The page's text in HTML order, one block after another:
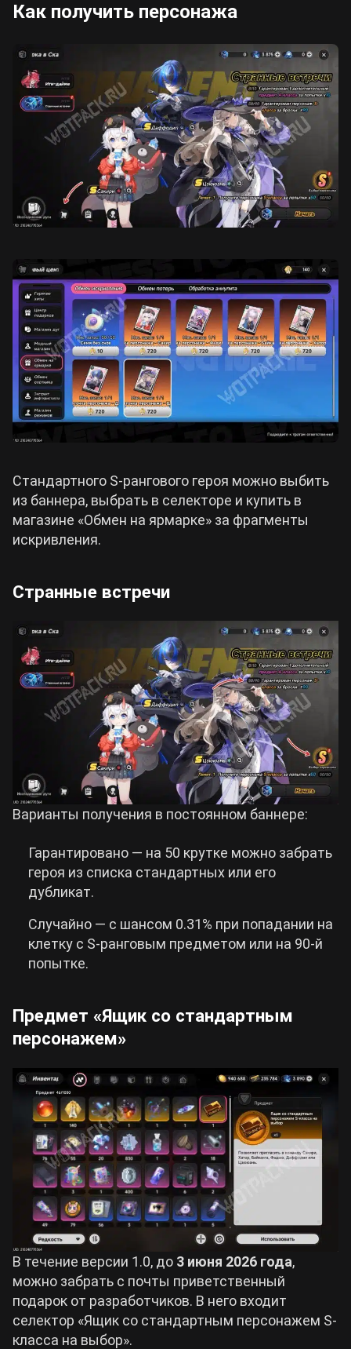
Как получить персонажа
Стандартного S-рангового героя можно выбить
из баннера, выбрать в селекторе и купить в
магазине «Обмен на ярмарке» за фрагменты
искривления.
Странные встречи
Варианты получения в постоянном баннере:
Гарантировано — на 50 крутке можно забрать
героя из списка стандартных или его
дубликат.
Случайно — с шансом 0.31% при попадании на
клетку с S-ранговым предметом или на 90-й
попытке.
Предмет «Ящик со стандартным
персонажем»
В течение версии 1.0, до 3 июня 2026 года,
можно забрать с почты приветственный
подарок от разработчиков. В него входит
селектор «Ящик со стандартным персонажем S-
класса на выбор».